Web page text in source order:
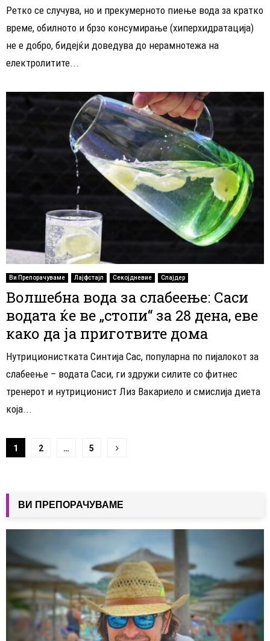
Ретко се случува, но и прекумерното пиење вода за кратко
време, обилното и брзо консумирање (хиперхидратација)
не е добро, бидејќи доведува до нерамнотежа на
електролитите...
Ви Препорачуваме Лајфстајл Секојдневие Слајдер
Волшебна вода за слабеење: Саси
водата ќе ве „стопи“ за 28 дена, еве
како да ја приготвите дома
Нутриционистката Синтија Сас, популарна по пијалокот за
слабеење – водата Саси, ги здружи силите со фитнес
тренерот и нутриционист Лиз Вакариело и смислија диета
која...
Навигација
написи
1 2 … 5
ВИ ПРЕПОРАЧУВАМЕ